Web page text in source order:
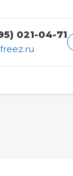
021-04-71